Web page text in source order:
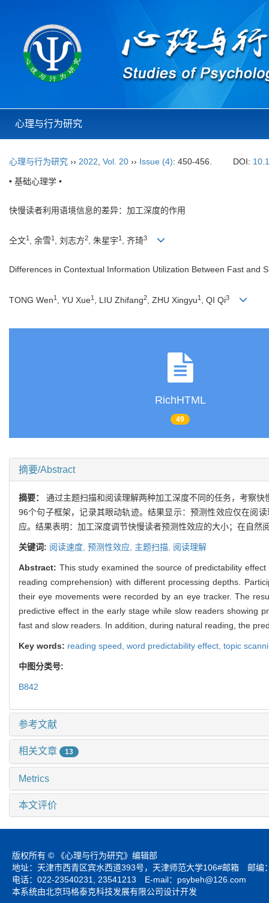
心理与行为研究
心理与行为研究 ›› 2022 Vol. 20 ›› Issue (4): 450-456. DOI:
• 基础心理学 •
快慢读者利用语境信息的差异：加工深度的作用
仝文1 , 余雪1 , 刘志方2, 朱星宇1 , 齐琦3
Differences in Contextual Information Utilization Between Fast and
TONG Wen1 , YU Xue1 , LIU Zhifang2 , ZHU Xingyu1 , QI Qi3
RichHTML
49
摘要/Abstract
摘要： 通过主题扫描和阅读理解两种加工深度不同的任务，考察
96个句子框架，记录其眼动轨迹。结果显示：预测性效应仅在阅
应。结果表明：加工深度调节快慢读者预测性效应的大小；在自
关键词: 阅读速度, 预测性效应, 主题扫描, 阅读理解
Abstract: This study examined the source of predictability
reading comprehension) with different processing depths.
their eye movements were recorded by an eye tracker. The
predictive effect in the early stage while slow readers showing
fast and slow readers. In addition, during natural reading, the
Key words: reading speed, word predictability effect, topic
中图分类号:
B842
参考文献
相关文章 13
Metrics
本文评价
版权所有 © 《心理与行为研究》编辑部
地址：天津市西青区宾水西道393号，天津师范大学106#邮箱 邮编
电话：022-23540231, 23541213 E-mail： psybeh@126.com
本系统由北京玛格泰克科技发展有限公司设计开发